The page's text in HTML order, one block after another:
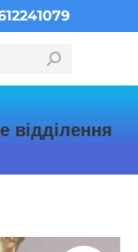
відділення